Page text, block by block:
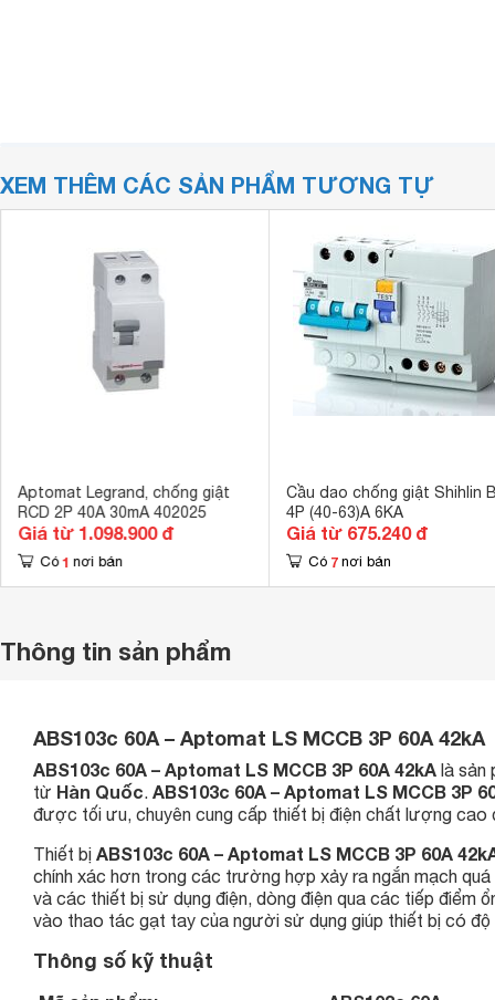
XEM THÊM CÁC SẢN PHẨM TƯƠNG TỰ
Aptomat Legrand, chống giật
RCD 2P 40A 30mA 402025
Giá từ 1.098.900 đ
Có 1 nơi bán
Cầu dao chống giật Shihlin
4P (40-63)A 6KA
Giá từ 675.240 đ
Có 7 nơi bán
Thông tin sản phẩm
ABS103c 60A – Aptomat LS MCCB 3P 60A 42kA
ABS103c 60A – Aptomat LS MCCB 3P 60A 42kA là sản
từ Hàn Quốc. ABS103c 60A – Aptomat LS MCCB 3P
được tối ưu, chuyên cung cấp thiết bị điện chất lượng cao
Thiết bị ABS103c 60A – Aptomat LS MCCB 3P 60A
chính xác hơn trong các trường hợp xảy ra ngắn mạch
và các thiết bị sử dụng điện, dòng điện qua các tiếp điểm
vào thao tác gạt tay của người sử dụng giúp thiết bị có
Thông số kỹ thuật